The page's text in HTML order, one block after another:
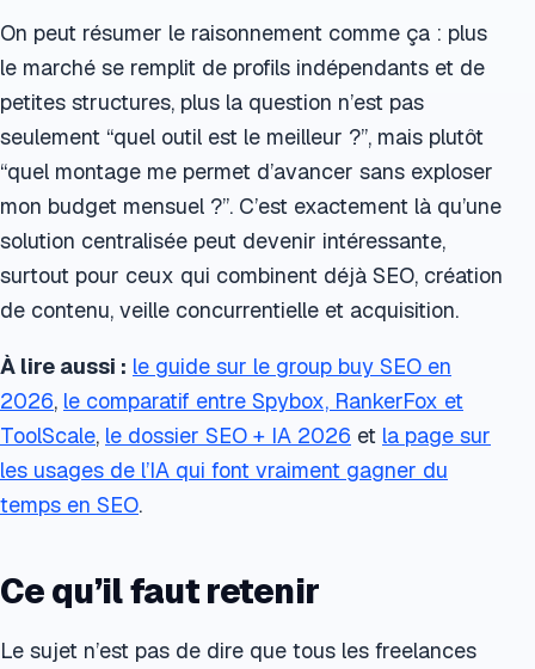
On peut résumer le raisonnement comme ça : plus
le marché se remplit de profils indépendants et de
petites structures, plus la question n’est pas
seulement “quel outil est le meilleur ?”, mais plutôt
“quel montage me permet d’avancer sans exploser
mon budget mensuel ?”. C’est exactement là qu’une
solution centralisée peut devenir intéressante,
surtout pour ceux qui combinent déjà SEO, création
de contenu, veille concurrentielle et acquisition.
À lire aussi : le guide sur le group buy SEO en
2026, le comparatif entre Spybox, RankerFox et
ToolScale, le dossier SEO + IA 2026 et la page sur
les usages de l’IA qui font vraiment gagner du
temps en SEO.
Ce qu’il faut retenir
Le sujet n’est pas de dire que tous les freelances